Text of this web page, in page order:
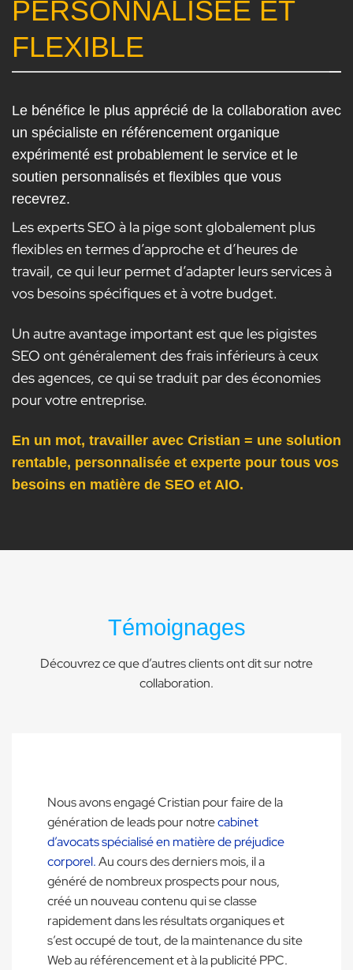
PERSONNALISÉE ET
FLEXIBLE
Le bénéfice le plus apprécié de la collaboration avec
un spécialiste en référencement organique
expérimenté est probablement le service et le
soutien personnalisés et flexibles que vous
recevrez.
Les experts SEO à la pige sont globalement plus
flexibles en termes d’approche et d’heures de
travail, ce qui leur permet d’adapter leurs services à
vos besoins spécifiques et à votre budget.
Un autre avantage important est que les pigistes
SEO ont généralement des frais inférieurs à ceux
des agences, ce qui se traduit par des économies
pour votre entreprise.
En un mot, travailler avec Cristian = une solution
rentable, personnalisée et experte pour tous vos
besoins en matière de SEO et AIO.
Témoignages
Découvrez ce que d’autres clients ont dit sur notre
collaboration.
Nous avons engagé Cristian pour faire de la
génération de leads pour notrecabinet
d’avocats spécialisé en matière de préjudice
corporel.Au cours des derniers mois, il a
généré de nombreux prospects pour nous,
créé un nouveau contenu qui se classe
rapidement dans les résultats organiques et
s’est occupé de tout, de la maintenance du site
Web au référencement et à la publicité PPC.